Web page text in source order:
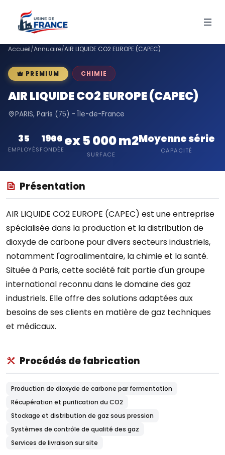
Accueil/Annuaire/AIR LIQUIDE CO2 EUROPE (CAPEC)
PREMIUM CHIMIE
AIR LIQUIDE CO2 EUROPE (CAPEC)
PARIS, Paris (75) - Île-de-France
35
EMPLOYÉS
1966
FONDÉE
ex 5 000 m2
SURFACE
Moyenne série
CAPACITÉ
Présentation
AIR LIQUIDE CO2 EUROPE (CAPEC) est une entreprise
spécialisée dans la production et la distribution de
dioxyde de carbone pour divers secteurs industriels,
notamment l'agroalimentaire, la chimie et la santé.
Située à Paris, cette société fait partie d'un groupe
international reconnu dans le domaine des gaz
industriels. Elle offre des solutions adaptées aux
besoins de ses clients en matière de gaz techniques
et médicaux.
Procédés de fabrication
Production de dioxyde de carbone par fermentation
Récupération et purification du CO2
Stockage et distribution de gaz sous pression
Systèmes de contrôle de qualité des gaz
Services de livraison sur site